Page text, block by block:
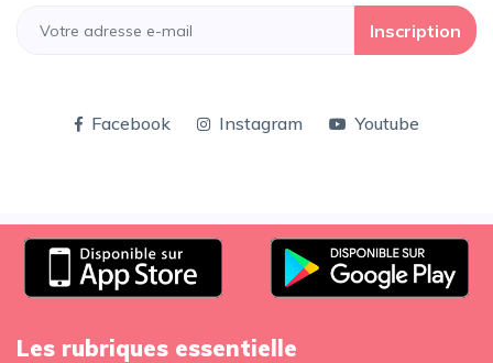
Inscription
Facebook Instagram Youtube
Les rubriques essentielle